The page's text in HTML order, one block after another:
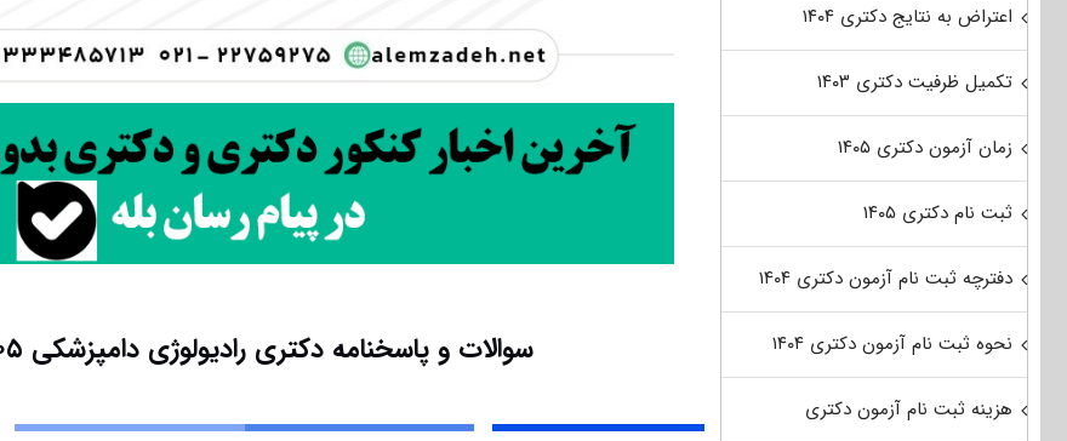
سوالات و پاسخنامه دکتری رادیولوژی دامپزشکی ۱۴۰۵
اعتراض به نتایج دکتری ۱۴۰۴
تکمیل ظرفیت دکتری ۱۴۰۳
زمان آزمون دکتری ۱۴۰۵
ثبت نام دکتری ۱۴۰۵
دفترچه ثبت نام آزمون دکتری ۱۴۰۴
نحوه ثبت نام آزمون دکتری ۱۴۰۴
هزینه ثبت نام آزمون دکتری